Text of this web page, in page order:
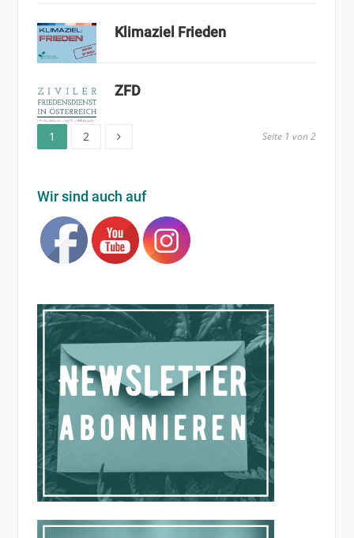
Klimaziel Frieden
ZFD
Seitennummerierung
Beiträge
Seite
1 Seite
2 Seite 1 von 2
Wir sind auch auf